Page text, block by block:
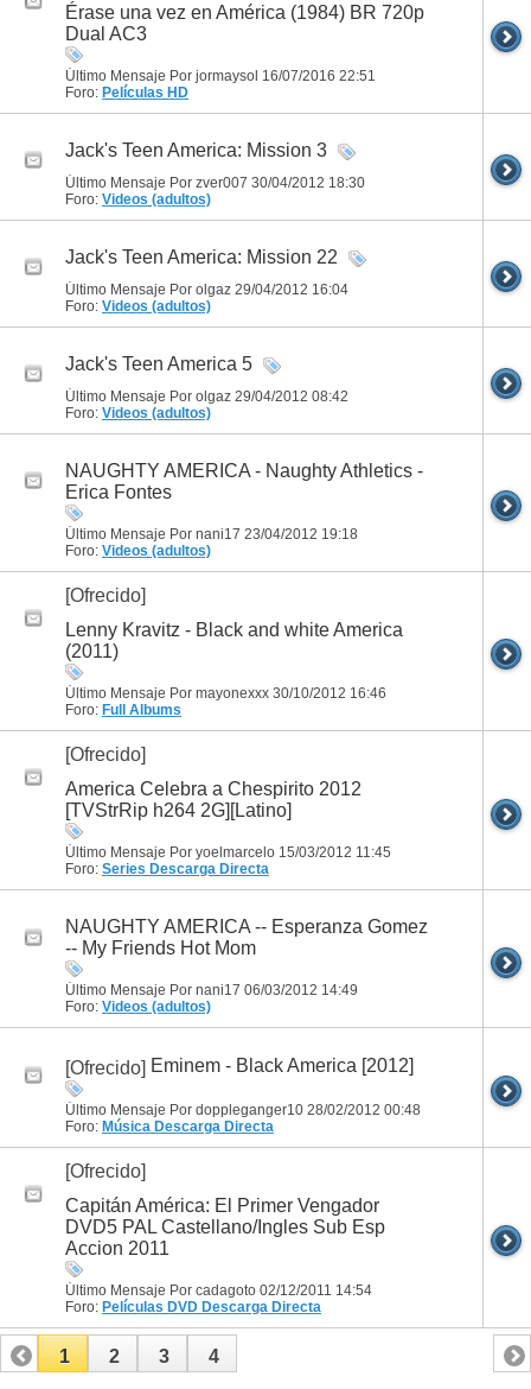
Érase una vez en América (1984) BR 720p
Dual AC3
Último Mensaje Por jormaysol 16/07/2016 22:51
Foro: Películas HD
Jack's Teen America: Mission 3
Último Mensaje Por zver007 30/04/2012 18:30
Foro: Videos (adultos)
Jack's Teen America: Mission 22
Último Mensaje Por olgaz 29/04/2012 16:04
Foro: Videos (adultos)
Jack's Teen America 5
Último Mensaje Por olgaz 29/04/2012 08:42
Foro: Videos (adultos)
NAUGHTY AMERICA - Naughty Athletics -
Erica Fontes
Último Mensaje Por nani17 23/04/2012 19:18
Foro: Videos (adultos)
[Ofrecido]
Lenny Kravitz - Black and white America
(2011)
Último Mensaje Por mayonexxx 30/10/2012 16:46
Foro: Full Albums
[Ofrecido]
America Celebra a Chespirito 2012
[TVStrRip h264 2G][Latino]
Último Mensaje Por yoelmarcelo 15/03/2012 11:45
Foro: Series Descarga Directa
NAUGHTY AMERICA -- Esperanza Gomez
-- My Friends Hot Mom
Último Mensaje Por nani17 06/03/2012 14:49
Foro: Videos (adultos)
[Ofrecido] Eminem - Black America [2012]
Último Mensaje Por doppleganger10 28/02/2012 00:48
Foro: Música Descarga Directa
[Ofrecido]
Capitán América: El Primer Vengador
DVD5 PAL Castellano/Ingles Sub Esp
Accion 2011
Último Mensaje Por cadagoto 02/12/2011 14:54
Foro: Películas DVD Descarga Directa
1 2 3 4